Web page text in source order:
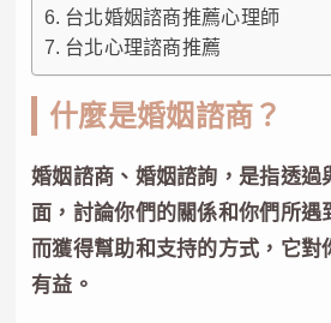
台北婚姻諮商推薦心理師
台北心理諮商推薦
什麼是婚姻諮商？
婚姻諮商、婚姻諮詢，是指透過
面，討論你們的關係和你們所遇
而獲得幫助和支持的方式，它對
有益。